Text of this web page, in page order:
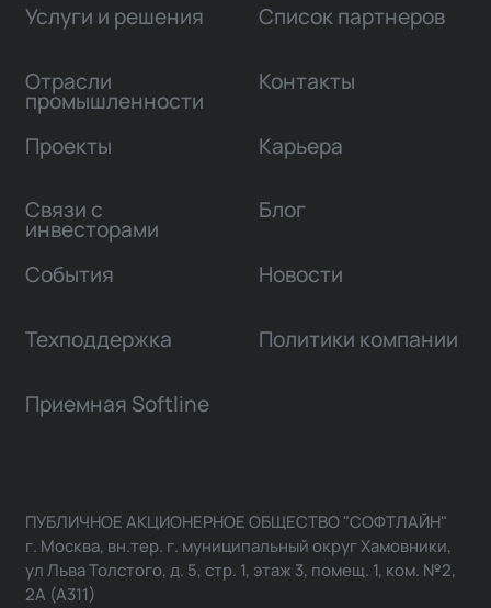
Услуги и решения
Отрасли
промышленности
Проекты
Связи с
инвесторами
Список партнеров
Контакты
Карьера
Блог
События Новости
Техподдержка Политики компании
Приемная Softline
ПУБЛИЧНОЕ АКЦИОНЕРНОЕ ОБЩЕСТВО "СОФТЛАЙН"
г. Москва, вн.тер. г. муниципальный округ Хамовники,
ул Льва Толстого, д. 5, стр. 1, этаж 3, помещ. 1, ком. №2,
2А (А311)